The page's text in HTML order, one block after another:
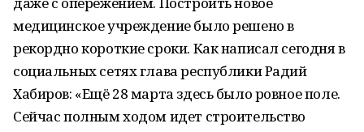
медицинское учреждение было решено в
рекордно короткие сроки. Как написал сегодня в
социальных сетях глава республики Радий
Хабиров: «Ещё 28 марта здесь было ровное поле.
Сейчас полным ходом идет строительство